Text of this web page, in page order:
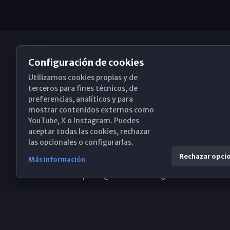
Obispado de Málaga
Santa María, 18-20. 29015 Málaga
(+34) 952 224 386
Configuración de cookies
Utilizamos cookies propias y de
terceros para fines técnicos, de
preferencias, analíticos y para
mostrar contenidos externos como
YouTube, X o Instagram. Puedes
aceptar todas las cookies, rechazar
las opcionales o configurarlas.
Más información Rechazar